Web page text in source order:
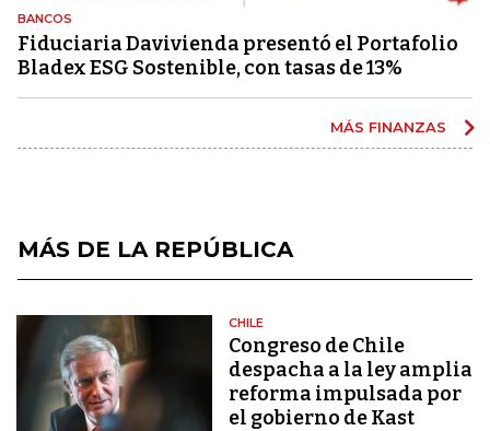
BANCOS
Fiduciaria Davivienda presentó el Portafolio
Bladex ESG Sostenible, con tasas de 13%
MÁS FINANZAS
MÁS DE LA REPÚBLICA
CHILE
Congreso de Chile
despacha a la ley amplia
reforma impulsada por
el gobierno de Kast